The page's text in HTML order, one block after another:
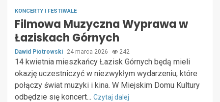
KONCERTY I FESTIWALE
Filmowa Muzyczna Wyprawa w
Łaziskach Górnych
Dawid Piotrowski 24 marca 2026 242
14 kwietnia mieszkańcy Łazisk Górnych będą mieli
okazję uczestniczyć w niezwykłym wydarzeniu, które
połączy świat muzyki i kina. W Miejskim Domu Kultury
odbędzie się koncert... Czytaj dalej